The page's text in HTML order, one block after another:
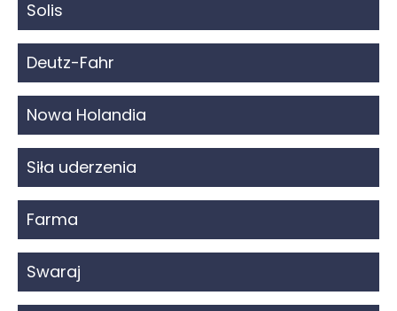
Solis
Deutz-Fahr
Nowa Holandia
Siła uderzenia
Farma
Swaraj